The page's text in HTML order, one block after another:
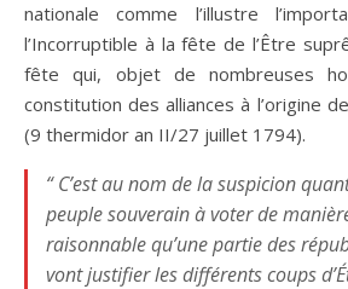
nationale comme l’illustre
l’Incorruptible à la fête de l’Être
fête qui, objet de nombreuses
constitution des alliances à l’origine
(9 thermidor an II/27 juillet 1794).
“ C’est au nom de la suspicion
peuple souverain à voter de
raisonnable qu’une partie des
vont justifier les différents coups